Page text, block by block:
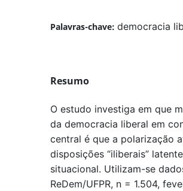
Palavras-chave: democracia
Resumo
O estudo investiga em que
da democracia liberal em
central é que a polarização
disposições “iliberais”
situacional. Utilizam-se
ReDem/UFPR, n = 1.504,